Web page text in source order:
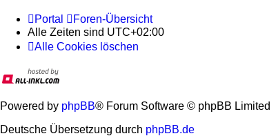
Portal
Foren-Übersicht
Alle Zeiten sind UTC+02:00
Alle Cookies löschen
Powered by phpBB® Forum Software © phpBB Limited
Deutsche Übersetzung durch phpBB.de